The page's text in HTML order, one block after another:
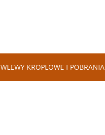
WLEWY KROPLOWE I POBRANIA